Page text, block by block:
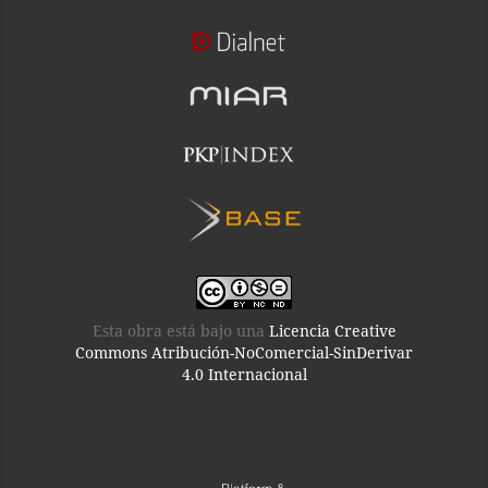
Esta obra está bajo una Licencia Creative
Commons Atribución-NoComercial-SinDerivar
4.0 Internacional